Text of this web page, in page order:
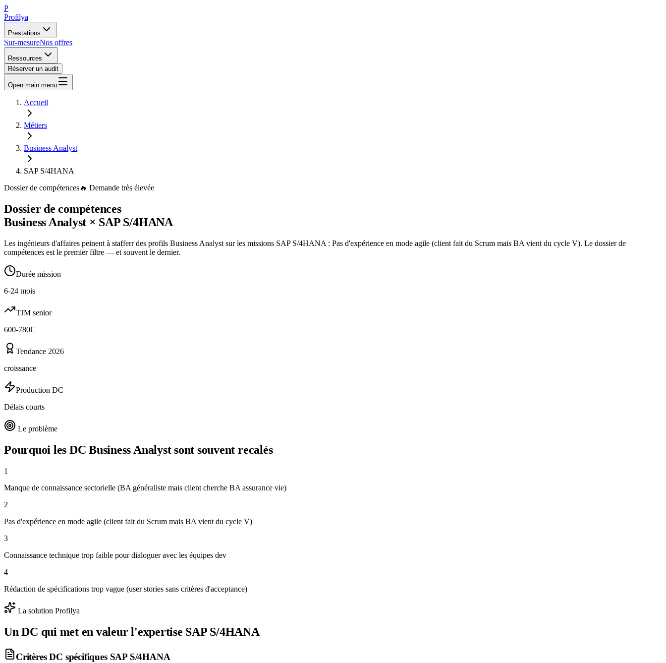
P
Profilya
Prestations
Sur-mesureNos offres
Ressources
Réserver un audit
Open main menu
Accueil
Métiers
Business Analyst
SAP S/4HANA
Dossier de compétences🔥 Demande très élevée
Dossier de compétences
Business Analyst × SAP S/4HANA
Les ingénieurs d'affaires peinent à stafferr des profils Business Analyst sur les missions SAP S/4HANA : Pas d'expérience en mode agile (client fait du Scrum mais BA vient du cycle V). Le dossier de
compétences est le premier filtre — et souvent le dernier.
Durée mission
6-24 mois
TJM senior
600-780€
Tendance 2026
croissance
Production DC
Délais courts
Le problème
Pourquoi les DCBusiness Analystsont souvent recalés
1
Manque de connaissance sectorielle (BA généraliste mais client cherche BA assurance vie)
2
Pas d'expérience en mode agile (client fait du Scrum mais BA vient du cycle V)
3
Connaissance technique trop faible pour dialoguer avec les équipes dev
4
Rédaction de spécifications trop vague (user stories sans critères d'acceptance)
La solution Profilya
Un DC qui met en valeur l'expertise SAP S/4HANA
Critères DC spécifiques SAP S/4HANA